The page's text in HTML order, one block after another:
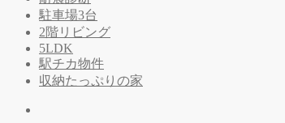
駐車場3台
2階リビング
5LDK
駅チカ物件
収納たっぷりの家